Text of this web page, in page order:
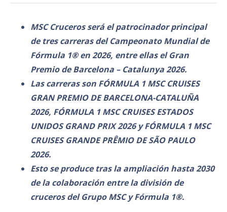
MSC Cruceros será el patrocinador principal
de tres carreras del Campeonato Mundial de
Fórmula 1® en 2026, entre ellas el Gran
Premio de Barcelona – Catalunya 2026.
Las carreras son FÓRMULA 1 MSC CRUISES
GRAN PREMIO DE BARCELONA-CATALUÑA
2026, FÓRMULA 1 MSC CRUISES ESTADOS
UNIDOS GRAND PRIX 2026 y FÓRMULA 1 MSC
CRUISES GRANDE PRÊMIO DE SÃO PAULO
2026.
Esto se produce tras la ampliación hasta 2030
de la colaboración entre la división de
cruceros del Grupo MSC y Fórmula 1®.